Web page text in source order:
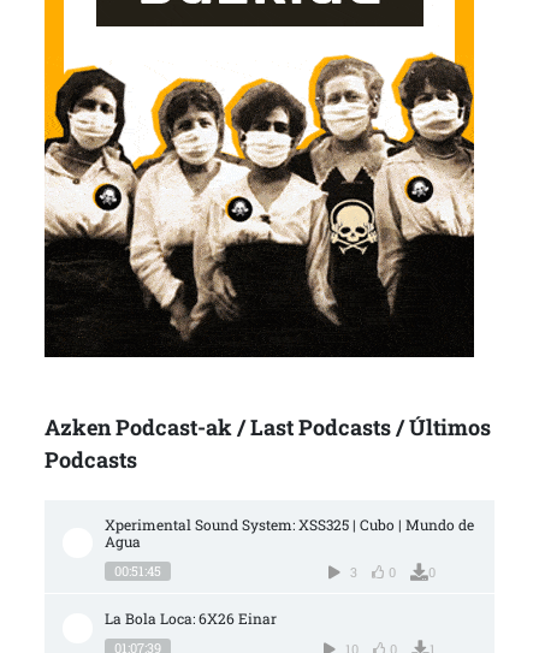
Azken Podcast-ak / Last Podcasts / Últimos
Podcasts
Xperimental Sound System: XSS325 | Cubo | Mundo de
Agua
00:51:45 3 0 0
La Bola Loca: 6X26 Einar
01:07:39 10 0 1